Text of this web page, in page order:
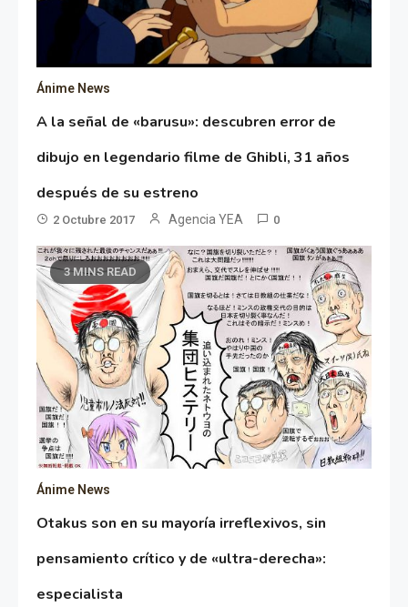
Ánime News
A la señal de «barusu»: descubren error de
dibujo en legendario filme de Ghibli, 31 años
después de su estreno
2 Octubre 2017 Agencia YEA 0
3 MINS READ
Ánime News
Otakus son en su mayoría irreflexivos, sin
pensamiento crítico y de «ultra-derecha»:
especialista